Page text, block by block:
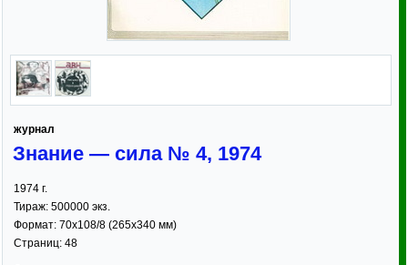
журнал
Знание — сила № 4, 1974
1974 г.
Тираж: 500000 экз.
Формат: 70x108/8 (265x340 мм)
Страниц: 48